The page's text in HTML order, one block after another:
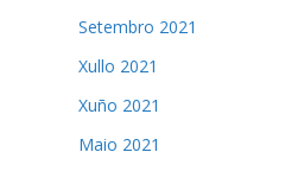
Setembro 2021
Xullo 2021
Xuño 2021
Maio 2021